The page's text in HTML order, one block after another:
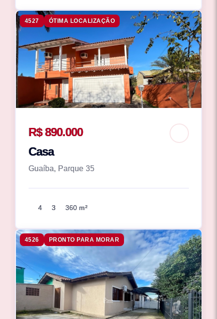
4527 ÓTIMA LOCALIZAÇÃO
R$ 890.000
Casa
Guaíba, Parque 35
4 3 360 m²
4526 PRONTO PARA MORAR